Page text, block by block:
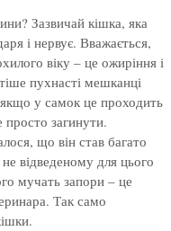
Зазвичай кішка, яка
і нервує. Вважається,
віку – це ожиріння і
пухнасті мешканці
у самок це проходить
загинути.
що він став багато
відведеному для цього
мучать запори – це
Так само